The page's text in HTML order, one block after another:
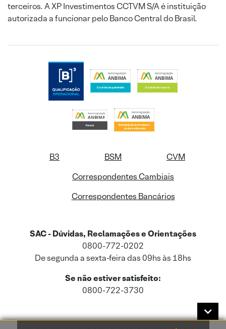
terceiros. A XP Investimentos CCTVM S/A é instituição
autorizada a funcionar pelo Banco Central do Brasil.
B3 BSM
CVM
Correspondentes Cambiais
Correspondentes Bancários
SAC - Dúvidas, Reclamações e Orientações
0800-772-0202
De segunda a sexta-feira das 09hs às 18hs
Se não estiver satisfeito:
0800-722-3730